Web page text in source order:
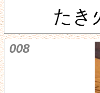
たき
008